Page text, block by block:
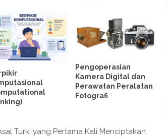
Pengoperasian
Kamera Digital dan
Perawatan Peralatan
Fotografi
Turki yang Pertama Kali Menciptakan